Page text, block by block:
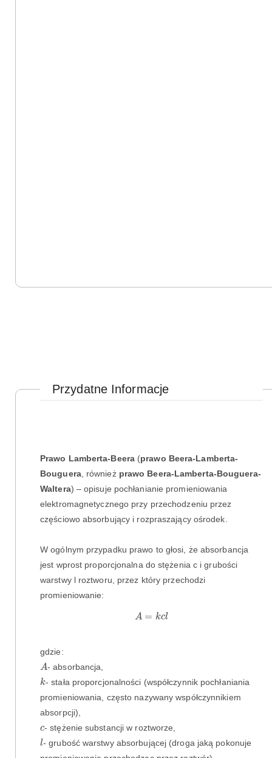
Przydatne Informacje
Prawo Lamberta-Beera (prawo Beera-Lamberta-
Bouguera, również prawo Beera-Lamberta-Bouguera-
Waltera) – opisuje pochłanianie promieniowania
elektromagnetycznego przy przechodzeniu przez
częściowo absorbujący i rozpraszający ośrodek.
W ogólnym przypadku prawo to głosi, że absorbancja
jest wprost proporcjonalna do stężenia c i grubości
warstwy l roztworu, przez który przechodzi
promieniowanie:
A = kcl
A c
gdzie:
A
A- absorbancja,
k
k- stała proporcjonalności (współczynnik pochłaniania
promieniowania, często nazywany współczynnikiem
absorpcji),
c
c- stężenie substancji w roztworze,
ll- grubość warstwy absorbującej (droga jaką pokonuje